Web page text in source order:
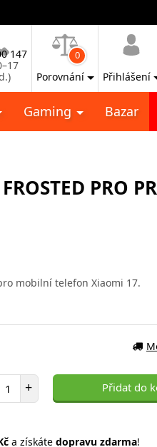
147
0
Porovnání Přihlášení
Gaming Bazar
PRO
mobilní telefon Xiaomi 17.
Počet položek
+ Přidat do
a získáte dopravu zdarma!